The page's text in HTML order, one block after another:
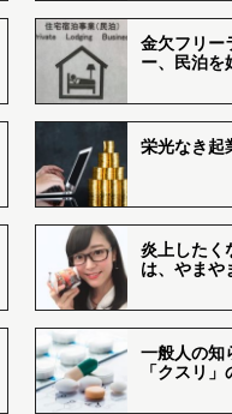
金欠フリー
ー、民泊を
栄光なき起
炎上したく
は、やまや
一般人の知
「クスリ